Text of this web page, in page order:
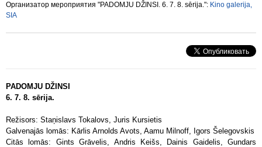
Организатор мероприятия "PADOMJU DŽINSI. 6. 7. 8. sērija.": Kino galerija,
SIA
PADOMJU DŽINSI
6. 7. 8. sērija.
Režisors: Staņislavs Tokalovs, Juris Kursietis
Galvenajās lomās: Kārlis Arnolds Avots, Aamu Milnoff, Igors Šelegovskis
Citās lomās: Gints Grāvelis, Andris Keišs, Dainis Gaidelis, Gundars